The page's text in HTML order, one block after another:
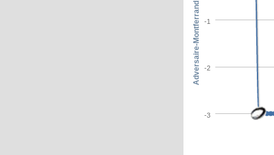
-3
-2
-1
Adversaire-Montferrand